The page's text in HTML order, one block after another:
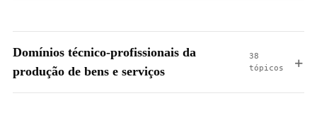
Domínios técnico-profissionais da
produção de bens e serviços
38
tópicos